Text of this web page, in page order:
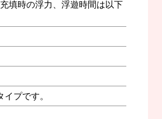
填時の浮力、浮遊時間は以下
プです。